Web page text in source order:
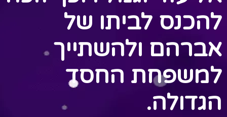
להכנס לביתו של
אברהם ולהשתייך
למשפחת החסד
הגדולה.